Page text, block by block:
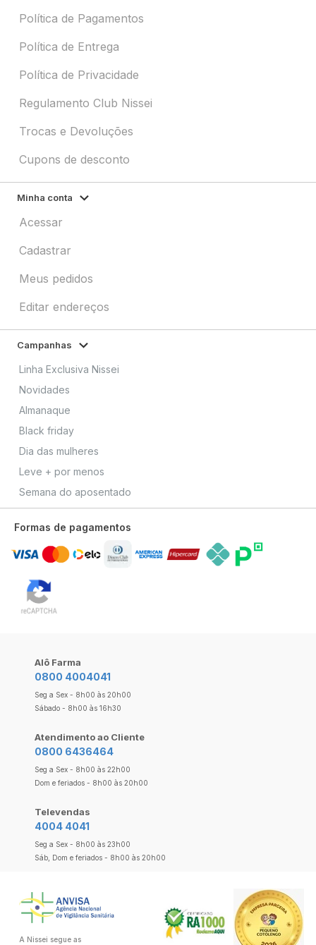
Política de Pagamentos
Política de Entrega
Política de Privacidade
Regulamento Club Nissei
Trocas e Devoluções
Cupons de desconto
Minha conta
Acessar
Cadastrar
Meus pedidos
Editar endereços
Campanhas
Linha Exclusiva Nissei
Novidades
Almanaque
Black friday
Dia das mulheres
Leve + por menos
Semana do aposentado
Formas de pagamentos
Alô Farma
0800 4004041
Seg a Sex - 8h00 às 20h00
Sábado - 8h00 às 16h30
Atendimento ao Cliente
0800 6436464
Seg a Sex - 8h00 às 22h00
Dom e feriados - 8h00 às 20h00
Televendas
4004 4041
Seg a Sex - 8h00 às 23h00
Sáb, Dom e feriados - 8h00 às 20h00
A Nissei segue as